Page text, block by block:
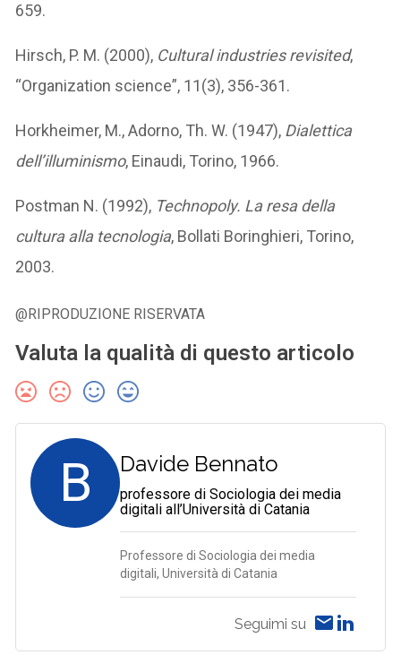
659.
Hirsch, P. M. (2000), Cultural industries revisited,
“Organization science”, 11(3), 356-361.
Horkheimer, M., Adorno, Th. W. (1947), Dialettica
dell’illuminismo, Einaudi, Torino, 1966.
Postman N. (1992), Technopoly. La resa della
cultura alla tecnologia, Bollati Boringhieri, Torino,
2003.
@RIPRODUZIONE RISERVATA
Valuta la qualità di questo articolo
B Davide Bennato
professore di Sociologia dei media
digitali all’Università di Catania
Professore di Sociologia dei media
digitali, Università di Catania
Seguimi su